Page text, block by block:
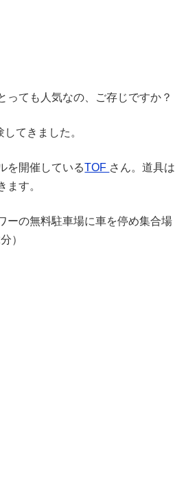
っても人気なの、ご存じですか？
てきました。
を開催しているTOF さん。道具は
ます。
ーの無料駐車場に車を停め集合場
）